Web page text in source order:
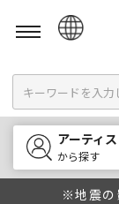
English
한국어
中文
アーティ
から探す
※地震の